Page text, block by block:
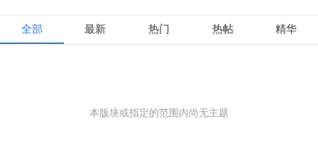
全部 最新 热门 热帖 精华
本版块或指定的范围内尚无主题